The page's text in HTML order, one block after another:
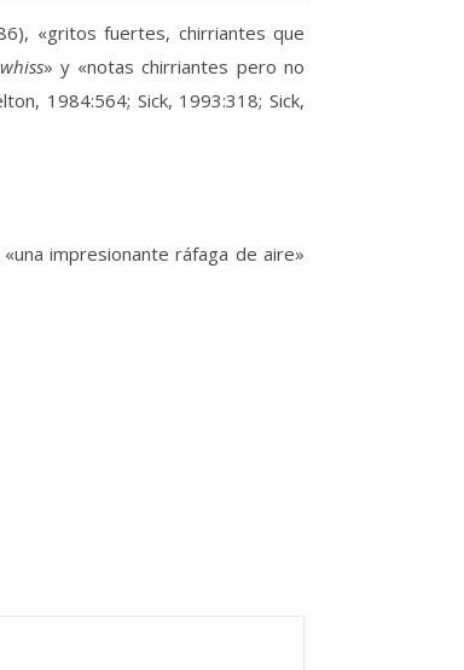
«gritos fuertes, chirriantes que
» y «notas chirriantes pero no
1984:564; Sick, 1993:318; Sick,
impresionante ráfaga de aire»